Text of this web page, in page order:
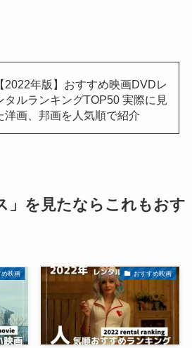
【2022年版】おすすめ映画DVDレ
タルランキングTOP50 実際に見
洋画、邦画を人気順で紹介
」を見たならこれもおす
め映画 おすすめ映画